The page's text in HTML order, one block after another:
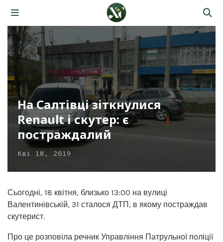
На Салтівці зіткнулися
Renault і скутер: є
постраждалий
Кві 18, 2019
Сьогодні, 18 квітня, близько 13:00 на вулиці
Валентинівській, 31 сталося ДТП, в якому постраждав
скутерист.
Про це розповіла речник Управління Патрульної поліції